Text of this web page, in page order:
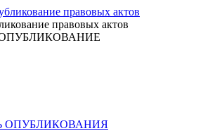
правовых актов
ОПУБЛИКОВАНИЯ